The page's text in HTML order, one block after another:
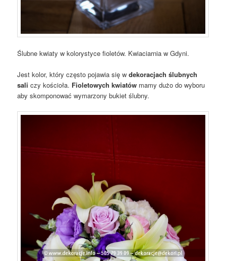
Ślubne kwiaty w kolorystyce fioletów. Kwiaciarnia w Gdyni.
Jest kolor, który często pojawia się w dekoracjach ślubnych
sali czy kościoła. Fioletowych kwiatów mamy dużo do wyboru
aby skomponować wymarzony bukiet ślubny.